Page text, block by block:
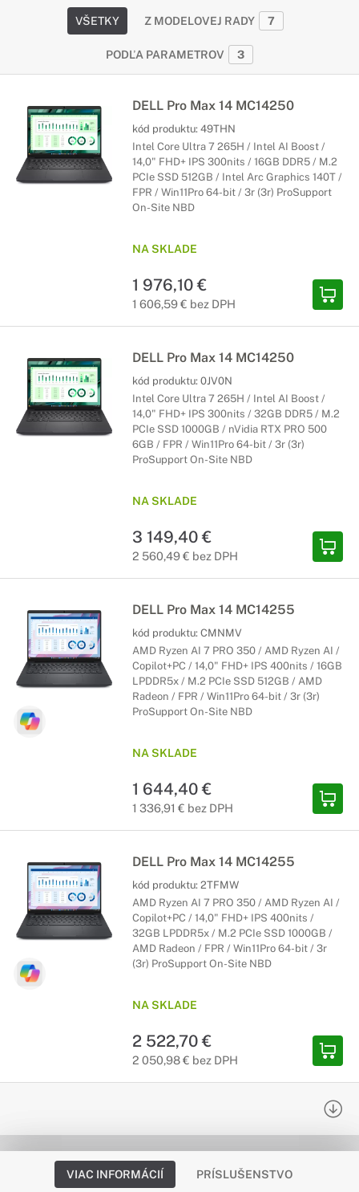
VŠETKY Z MODELOVEJ RADY 7
PODĽA PARAMETROV 3
DELL Pro Max 14 MC14250
kód produktu: 49THN
Intel Core Ultra 7 265H / Intel AI Boost /
14,0" FHD+ IPS 300nits / 16GB DDR5 / M.2
PCIe SSD 512GB / Intel Arc Graphics 140T /
FPR / Win11Pro 64-bit / 3r (3r) ProSupport
On-Site NBD
NA SKLADE
1 976,10 €
1 606,59 € bez DPH
DELL Pro Max 14 MC14250
kód produktu: 0JV0N
Intel Core Ultra 7 265H / Intel AI Boost /
14,0" FHD+ IPS 300nits / 32GB DDR5 / M.2
PCIe SSD 1000GB / nVidia RTX PRO 500
6GB / FPR / Win11Pro 64-bit / 3r (3r)
ProSupport On-Site NBD
NA SKLADE
3 149,40 €
2 560,49 € bez DPH
DELL Pro Max 14 MC14255
kód produktu: CMNMV
AMD Ryzen AI 7 PRO 350 / AMD Ryzen AI /
Copilot+PC / 14,0" FHD+ IPS 400nits / 16GB
LPDDR5x / M.2 PCIe SSD 512GB / AMD
Radeon / FPR / Win11Pro 64-bit / 3r (3r)
ProSupport On-Site NBD
NA SKLADE
1 644,40 €
1 336,91 € bez DPH
DELL Pro Max 14 MC14255
kód produktu: 2TFMW
AMD Ryzen AI 7 PRO 350 / AMD Ryzen AI /
Copilot+PC / 14,0" FHD+ IPS 400nits /
32GB LPDDR5x / M.2 PCIe SSD 1000GB /
AMD Radeon / FPR / Win11Pro 64-bit / 3r
(3r) ProSupport On-Site NBD
NA SKLADE
2 522,70 €
2 050,98 € bez DPH
VIAC INFORMÁCIÍ PRÍSLUŠENSTVO